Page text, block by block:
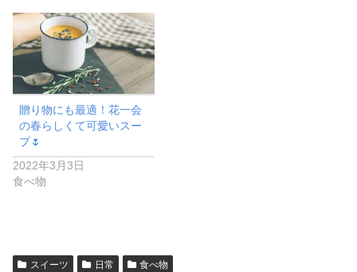
贈り物にも最適！花一会
の春らしくて可愛いスー
プ🌷
2022年3月3日
食べ物
スイーツ 日常 食べ物